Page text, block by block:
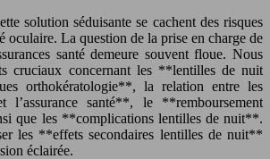
solution séduisante se cachent des risques
oculaire. La question de la prise en charge de
santé demeure souvent floue. Nous
cruciaux concernant les **lentilles de nuit
orthokératologie**, la relation entre les
santé**, le **remboursement
que les **complications lentilles de nuit**.
les **effets secondaires lentilles de nuit**
éclairée.